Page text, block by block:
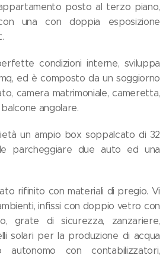
posto al terzo piano,
una con doppia esposizione
condizioni interne, sviluppa
ed è composto da un soggiorno
camera matrimoniale, cameretta,
angolare.
un ampio box soppalcato di 32
parcheggiare due auto ed una
rifinito con materiali di pregio. Vi
infissi con doppio vetro con
grate di sicurezza, zanzariere,
solari per la produzione di acqua
autonomo con contabilizzatori,